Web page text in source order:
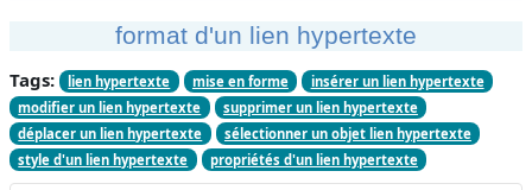
format d'un lien hypertexte
Tags: lien hypertexte mise en forme
insérer un lien hypertexte
modifier un lien hypertexte
supprimer un lien hypertexte
déplacer un lien hypertexte
sélectionner un objet lien hypertexte
style d'un lien hypertexte
propriétés d'un lien hypertexte